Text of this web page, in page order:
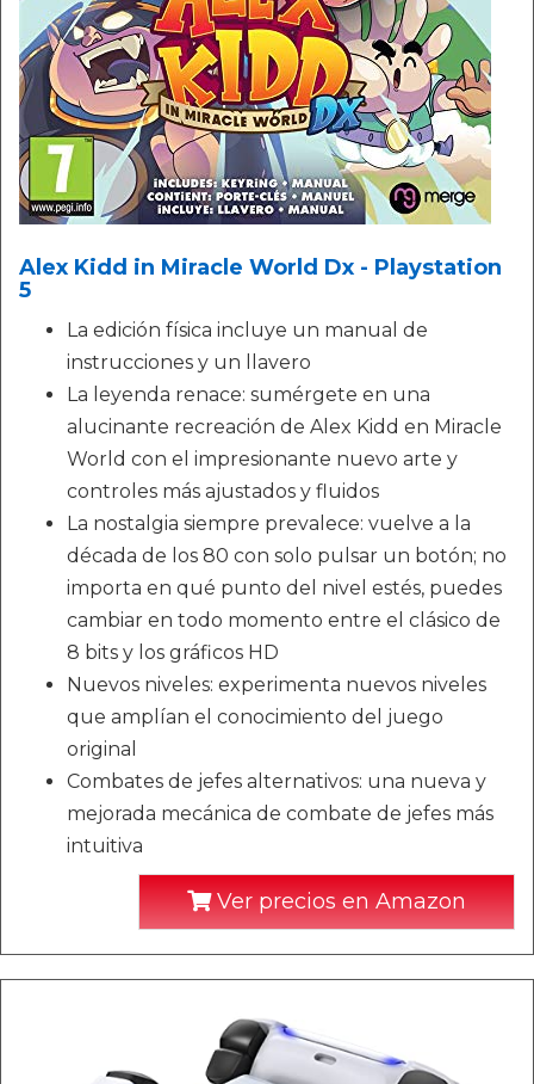
Alex Kidd in Miracle World Dx - Playstation
5
La edición física incluye un manual de
instrucciones y un llavero
La leyenda renace: sumérgete en una
alucinante recreación de Alex Kidd en Miracle
World con el impresionante nuevo arte y
controles más ajustados y fluidos
La nostalgia siempre prevalece: vuelve a la
década de los 80 con solo pulsar un botón; no
importa en qué punto del nivel estés, puedes
cambiar en todo momento entre el clásico de
8 bits y los gráficos HD
Nuevos niveles: experimenta nuevos niveles
que amplían el conocimiento del juego
original
Combates de jefes alternativos: una nueva y
mejorada mecánica de combate de jefes más
intuitiva
Ver precios en Amazon